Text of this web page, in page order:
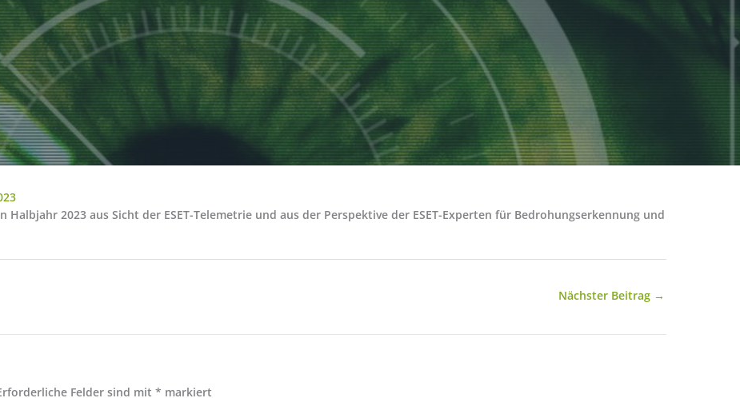
2023 aus Sicht der ESET-Telemetrie und aus der Perspektive der ESET-Experten für Bedrohungserkennung und
Nächster Beitrag →
Felder sind mit * markiert